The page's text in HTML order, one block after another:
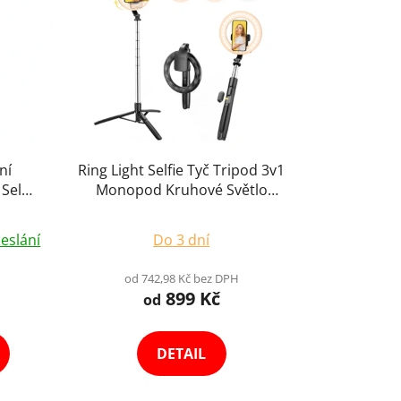
Ring Light Selfie Tyč Tripod 3v1
Monopod Kruhové Světlo
Výběr Variant
hodnocení
produktu
je
z
Do 3 dní
od 742,98 Kč bez DPH
od 899 Kč
DETAIL